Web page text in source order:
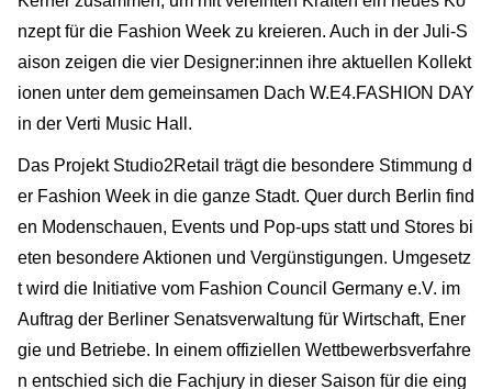
nzept für die Fashion Week zu kreieren. Auch in der Juli-S
aison zeigen die vier Designer:innen ihre aktuellen Kollekt
ionen unter dem gemeinsamen Dach W.E4.FASHION DAY
in der Verti Music Hall.
Das Projekt Studio2Retail trägt die besondere Stimmung d
er Fashion Week in die ganze Stadt. Quer durch Berlin find
en Modenschauen, Events und Pop-ups statt und Stores bi
eten besondere Aktionen und Vergünstigungen. Umgesetz
t wird die Initiative vom Fashion Council Germany e.V. im
Auftrag der Berliner Senatsverwaltung für Wirtschaft, Ener
gie und Betriebe. In einem offiziellen Wettbewerbsverfahre
n entschied sich die Fachjury in dieser Saison für die eing